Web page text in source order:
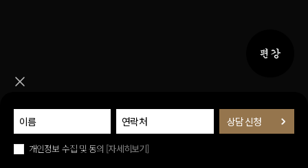
퀵메뉴
개인정보 수집 및 동의 [자세히보기]